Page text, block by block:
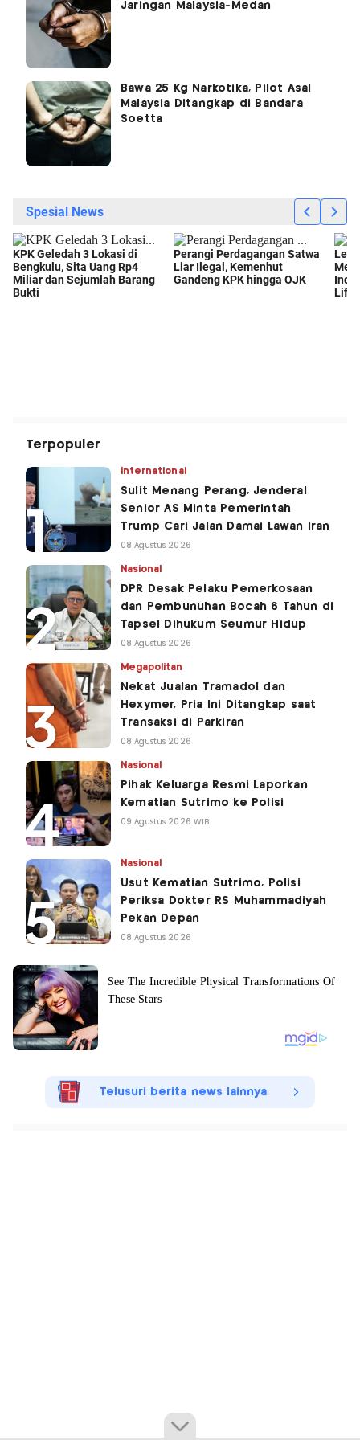
Jaringan Malaysia-Medan
Bawa 25 Kg Narkotika, Pilot Asal
Malaysia Ditangkap di Bandara
Soetta
Terpopuler
International
Sulit Menang Perang, Jenderal
Senior AS Minta Pemerintah
Trump Cari Jalan Damai Lawan Iran
08 Agustus 2026
Nasional
DPR Desak Pelaku Pemerkosaan
dan Pembunuhan Bocah 6 Tahun di
Tapsel Dihukum Seumur Hidup
08 Agustus 2026
Megapolitan
Nekat Jualan Tramadol dan
Hexymer, Pria Ini Ditangkap saat
Transaksi di Parkiran
08 Agustus 2026
Nasional
Pihak Keluarga Resmi Laporkan
Kematian Sutrimo ke Polisi
09 Agustus 2026 WIB
Nasional
Usut Kematian Sutrimo, Polisi
Periksa Dokter RS Muhammadiyah
Pekan Depan
08 Agustus 2026
Telusuri berita news lainnya